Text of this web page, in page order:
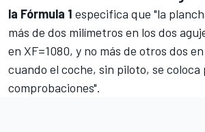
la Fórmula 1 especifica que "la
más de dos milímetros en los dos
en XF=1080, y no más de otros dos
cuando el coche, sin piloto, se coloca
comprobaciones".